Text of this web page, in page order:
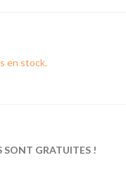
en stock.
SONT GRATUITES !